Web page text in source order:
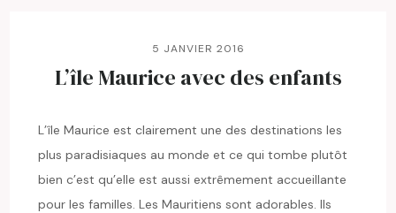
5 JANVIER 2016
L’île Maurice avec des enfants
L’île Maurice est clairement une des destinations les
plus paradisiaques au monde et ce qui tombe plutôt
bien c’est qu’elle est aussi extrêmement accueillante
pour les familles. Les Mauritiens sont adorables. Ils